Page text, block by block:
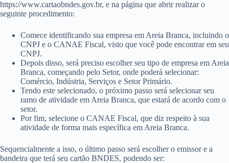
https://www.cartaobndes.gov.br, e na página que abrir realizar o
seguinte procedimento:
Comece identificando sua empresa em Areia Branca, incluindo o
CNPJ e o CANAE Fiscal, visto que você pode encontrar em seu
CNPJ.
Depois disso, será preciso escolher seu tipo de empresa em Areia
Branca, começando pelo Setor, onde poderá selecionar:
Comércio, Indústria, Serviços e Setor Primário.
Tendo este selecionado, o próximo passo será selecionar seu
ramo de atividade em Areia Branca, que estará de acordo com o
setor.
Por fim, selecione o CANAE Fiscal, que diz respeito à sua
atividade de forma mais específica em Areia Branca.
Sequencialmente a isso, o último passo será escolher o emissor e a
bandeira que terá seu cartão BNDES, podendo ser: